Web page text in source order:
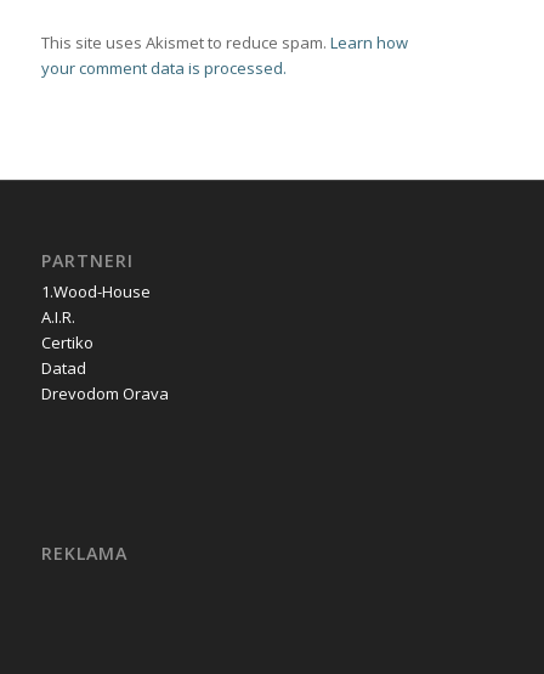
This site uses Akismet to reduce spam. Learn how
your comment data is processed.
PARTNERI
1.Wood-House
A.I.R.
Certiko
Datad
Drevodom Orava
REKLAMA